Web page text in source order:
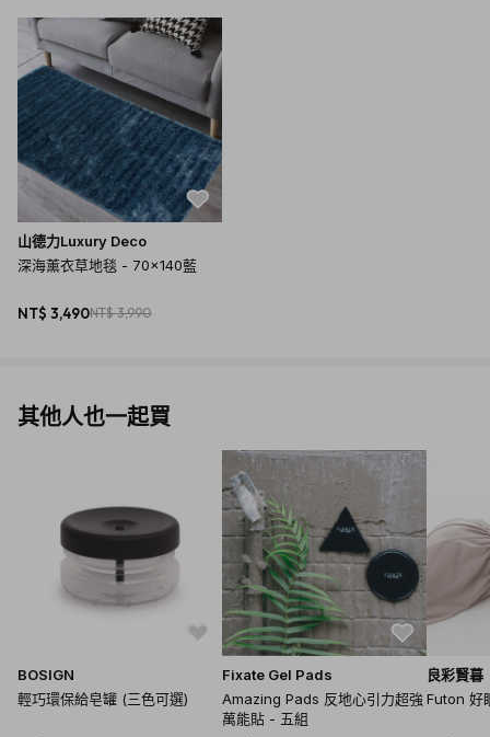
山德力Luxury Deco
深海薰衣草地毯 - 70x140藍
NT$ 3,490NT$ 3,990
其他人也一起買
BOSIGN
輕巧環保給皂罐 (三色可選)
Fixate Gel Pads
Amazing Pads 反地心引力超強
萬能貼 - 五組
良彩賢暮
Futon 好